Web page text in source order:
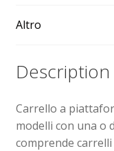
Sollevatori elettrici
Spedizioni
Altro
Description
Carrello a
modelli con una o
comprende